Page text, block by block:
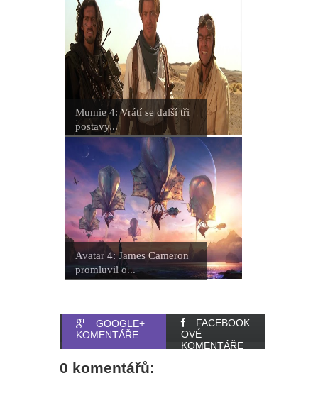
Mumie 4: Vrátí se další tři
postavy...
Avatar 4: James Cameron
promluvil o...
GOOGLE+
KOMENTÁŘE
FACEBOOK
OVÉ
KOMENTÁŘE
0 komentářů: